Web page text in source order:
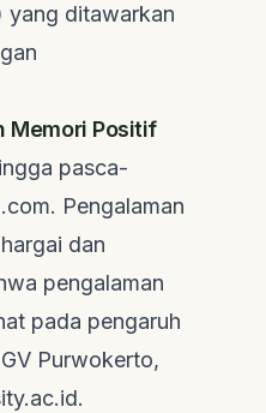
yang ditawarkan
Memori Positif
pasca-
. Pengalaman
dan
pengalaman
pada pengaruh
Purwokerto,
.